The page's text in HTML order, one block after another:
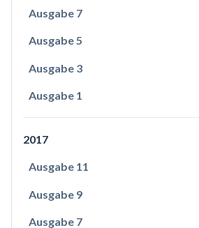
Ausgabe 7
Ausgabe 5
Ausgabe 3
Ausgabe 1
2017
Ausgabe 11
Ausgabe 9
Ausgabe 7